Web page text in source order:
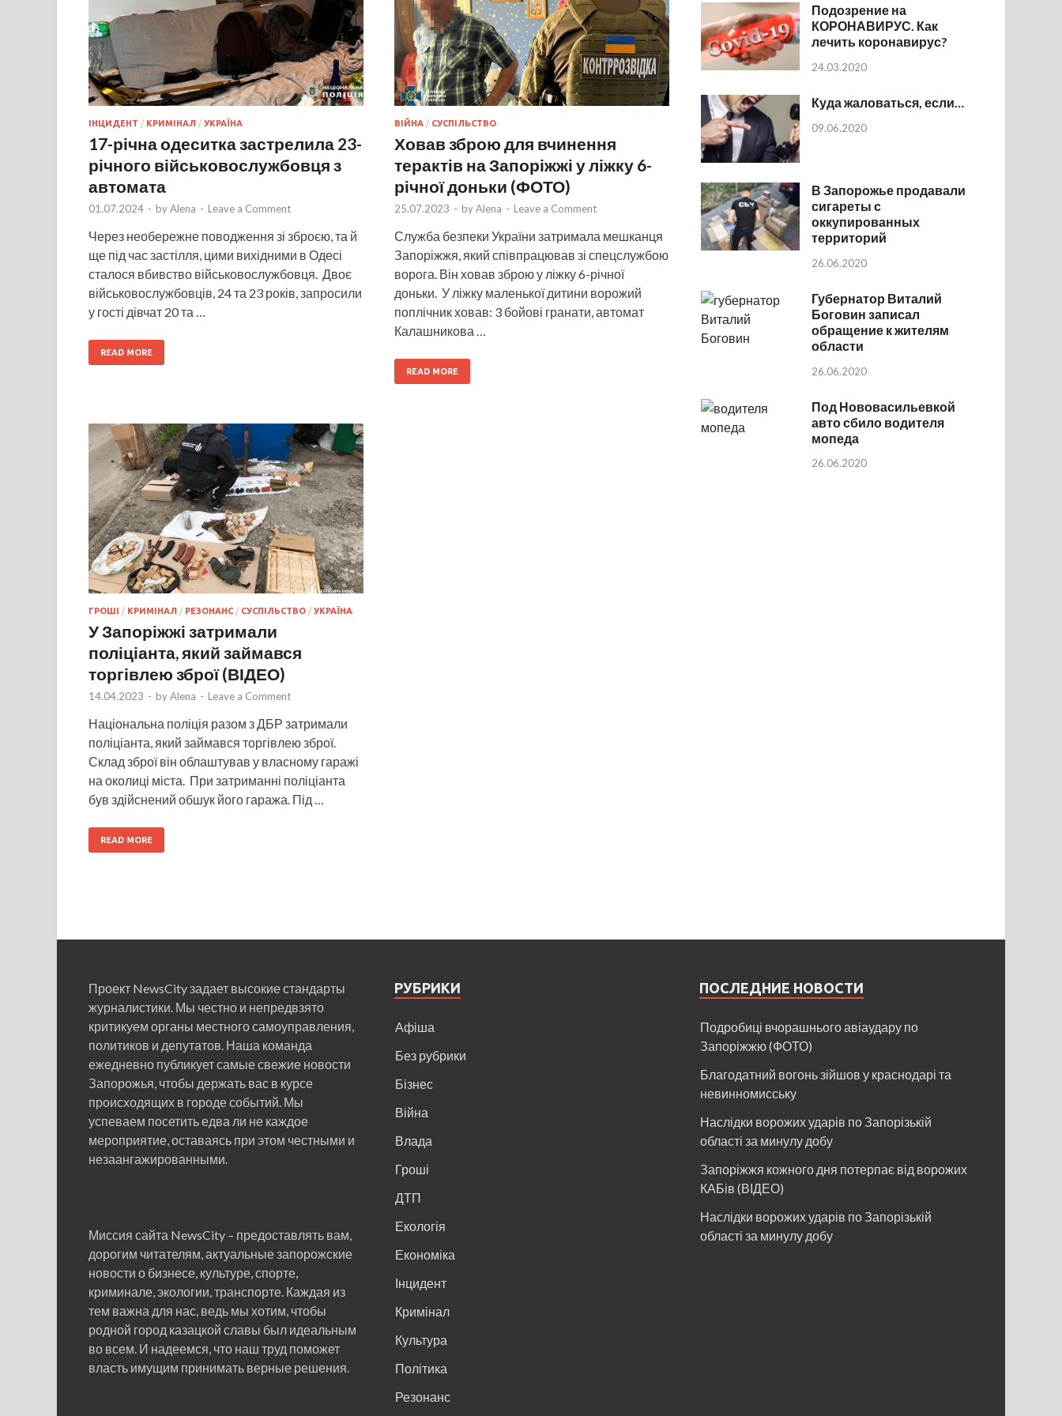
ІНЦИДЕНТ / КРИМІНАЛ / УКРАЇНА
17-річна одеситка застрелила 23-
річного військовослужбовця з
автомата
01.07.2024 - byAlena - Leave a Comment
Через необережне поводження зі зброєю, та й
ще під час застілля, цими вихідними в Одесі
сталося вбивство військовослужбовця. Двоє
військовослужбовців, 24 та 23 років, запросили
у гості дівчат 20 та …
READ MORE
ВІЙНА / СУСПІЛЬСТВО
Ховав зброю для вчинення
терактів на Запоріжжі у ліжку 6-
річної доньки (ФОТО)
25.07.2023 - byAlena - Leave a Comment
Служба безпеки України затримала мешканця
Запоріжжя, який співпрацював зі спецслужбою
ворога. Він ховав зброю у ліжку 6-річної
доньки. У ліжку маленької дитини ворожий
поплічник ховав: 3 бойові гранати, автомат
Калашникова …
READ MORE
ГРОШІ / КРИМІНАЛ / РЕЗОНАНС / СУСПІЛЬСТВО / УКРАЇНА
У Запоріжжі затримали
поліціанта, який займався
торгівлею зброї (ВІДЕО)
14.04.2023 - byAlena - Leave a Comment
Національна поліція разом з ДБР затримали
поліціанта, який займався торгівлею зброї.
Склад зброї він облаштував у власному гаражі
на околиці міста. При затриманні поліціанта
був здійснений обшук його гаража. Під …
READ MORE
Подозрение на
КОРОНАВИРУС. Как
лечить коронавирус?
24.03.2020
Куда жаловаться, если…
09.06.2020
В Запорожье продавали
сигареты с
оккупированных
территорий
26.06.2020
Губернатор Виталий
Боговин записал
обращение к жителям
области
26.06.2020
Под Нововасильевкой
авто сбило водителя
мопеда
26.06.2020
Проект NewsCity задает высокие стандарты
журналистики. Мы честно и непредвзято
критикуем органы местного самоуправления,
политиков и депутатов. Наша команда
ежедневно публикует самые свежие новости
Запорожья, чтобы держать вас в курсе
происходящих в городе событий. Мы
успеваем посетить едва ли не каждое
мероприятие, оставаясь при этом честными и
незаангажированными.
Миссия сайта NewsCity – предоставлять вам,
дорогим читателям, актуальные запорожские
новости о бизнесе, культуре, спорте,
криминале, экологии, транспорте. Каждая из
тем важна для нас, ведь мы хотим, чтобы
родной город казацкой славы был идеальным
во всем. И надеемся, что наш труд поможет
власть имущим принимать верные решения.
РУБРИКИ
Афіша
Без рубрики
Бізнес
Війна
Влада
Гроші
ДТП
Екологія
Економіка
Інцидент
Кримінал
Культура
Політика
Резонанс
ПОСЛЕДНИЕ НОВОСТИ
Подробиці вчорашнього авіаудару по
Запоріжжю (ФОТО)
Благодатний вогонь зійшов у краснодарі та
невинномисську
Наслідки ворожих ударів по Запорізькій
області за минулу добу
Запоріжжя кожного дня потерпає від ворожих
КАБів (ВІДЕО)
Наслідки ворожих ударів по Запорізькій
області за минулу добу